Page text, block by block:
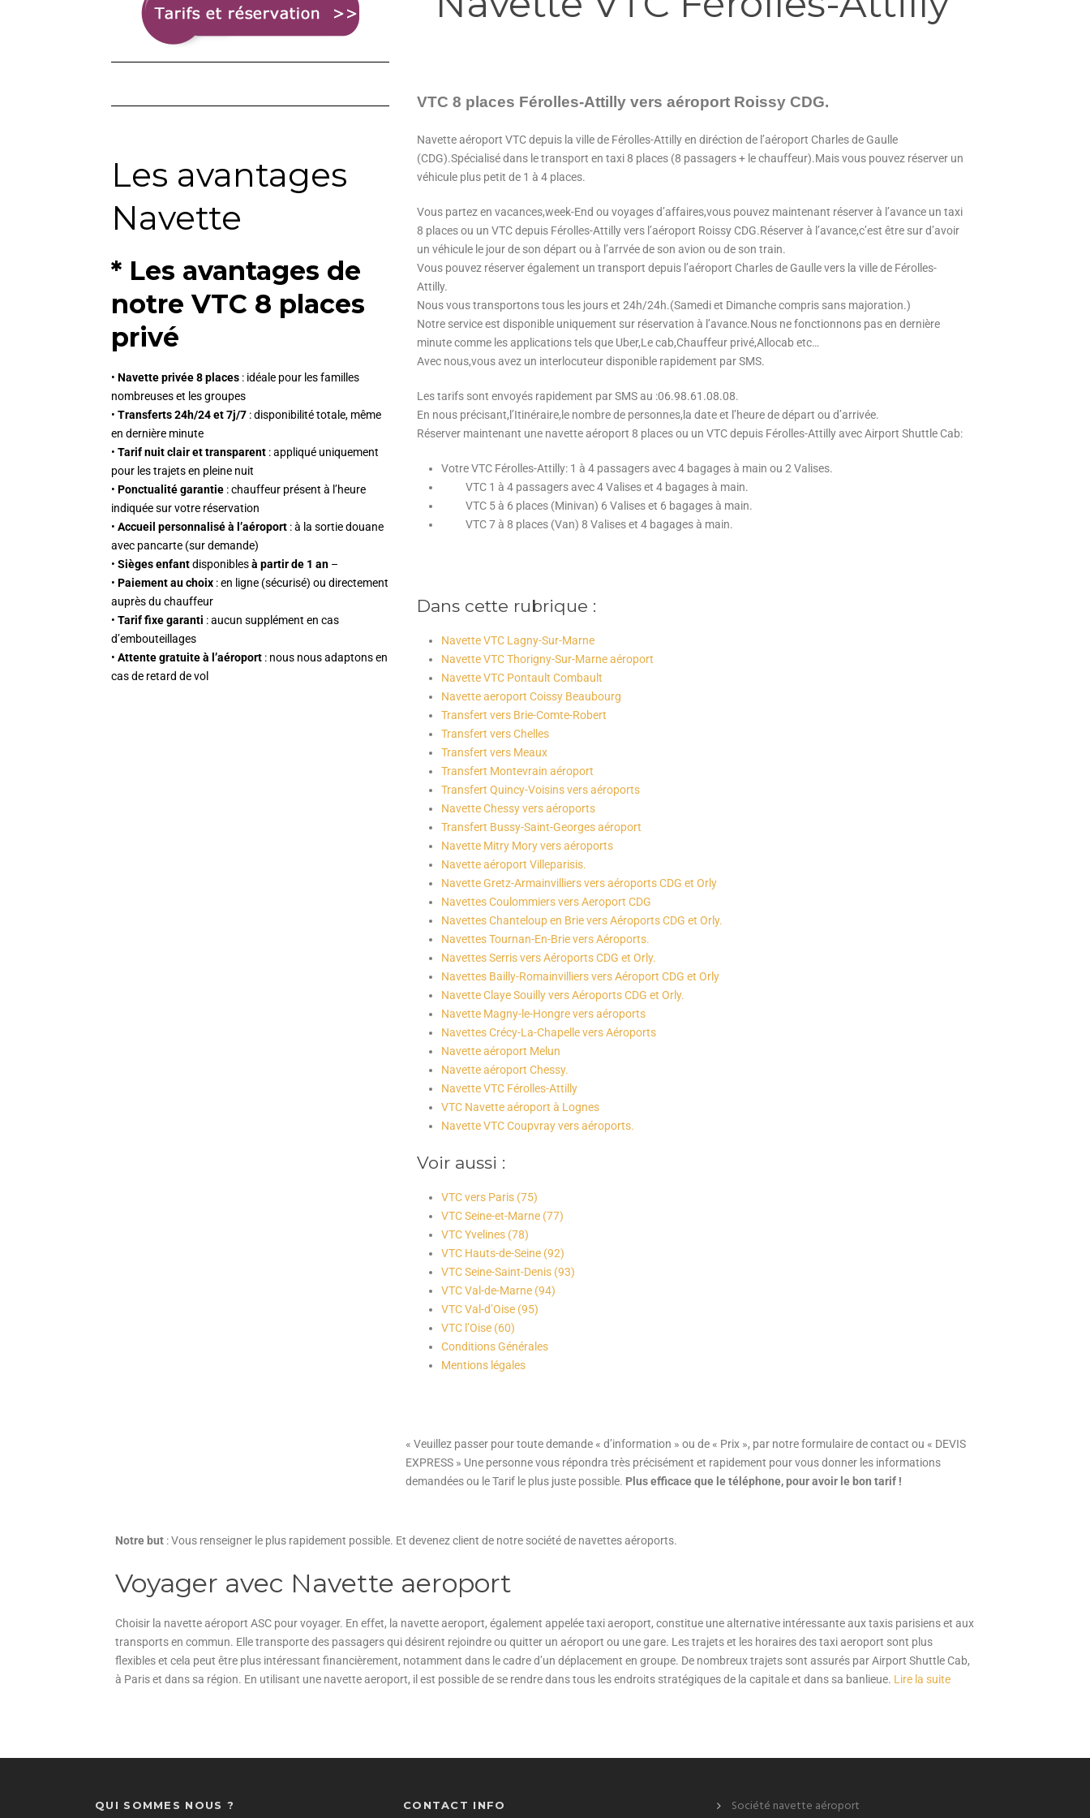
Les avantages
Navette
* Les avantages de
notre VTC 8 places
privé
• Navette privée 8 places : idéale pour les familles
nombreuses et les groupes
• Transferts 24h/24 et 7j/7 : disponibilité totale, même
en dernière minute
• Tarif nuit clair et transparent : appliqué uniquement
pour les trajets en pleine nuit
• Ponctualité garantie : chauffeur présent à l’heure
indiquée sur votre réservation
• Accueil personnalisé à l’aéroport : à la sortie douane
avec pancarte (sur demande)
• Sièges enfantdisponiblesà partir de 1 an –
• Paiement au choix : en ligne (sécurisé) ou directement
auprès du chauffeur
• Tarif fixe garanti : aucun supplément en cas
d’embouteillages
• Attente gratuite à l’aéroport : nous nous adaptons en
cas de retard de vol
VTC 8 places Férolles-Attilly vers aéroport Roissy CDG.
Navette aéroport VTC depuis la ville de Férolles-Attilly en diréction de l’aéroport Charles de Gaulle
(CDG).Spécialisé dans le transport en taxi 8 places (8 passagers + le chauffeur).Mais vous pouvez réserver un
véhicule plus petit de 1 à 4 places.
Vous partez en vacances,week-End ou voyages d’affaires,vous pouvez maintenant réserver à l’avance un taxi
8 places ou un VTC depuis Férolles-Attilly vers l’aéroport Roissy CDG.Réserver à l’avance,c’est être sur d’avoir
un véhicule le jour de son départ ou à l’arrvée de son avion ou de son train.
Vous pouvez réserver également un transport depuis l’aéroport Charles de Gaulle vers la ville de Férolles-
Attilly.
Nous vous transportons tous les jours et 24h/24h.(Samedi et Dimanche compris sans majoration.)
Notre service est disponible uniquement sur réservation à l’avance.Nous ne fonctionnons pas en dernière
minute comme les applications tels que Uber,Le cab,Chauffeur privé,Allocab etc…
Avec nous,vous avez un interlocuteur disponible rapidement par SMS.
Les tarifs sont envoyés rapidement par SMS au :06.98.61.08.08.
En nous précisant,l’Itinéraire,le nombre de personnes,la date et l’heure de départ ou d’arrivée.
Réserver maintenant une navette aéroport 8 places ou un VTC depuis Férolles-Attilly avec Airport Shuttle Cab:
Votre VTC Férolles-Attilly: 1 à 4 passagers avec 4 bagages à main ou 2 Valises.
VTC 1 à 4 passagers avec 4 Valises et 4 bagages à main.
VTC 5 à 6 places (Minivan) 6 Valises et 6 bagages à main.
VTC 7 à 8 places (Van) 8 Valises et 4 bagages à main.
Dans cette rubrique :
Navette VTC Lagny-Sur-Marne
Navette VTC Thorigny-Sur-Marne aéroport
Navette VTC Pontault Combault
Navette aeroport Coissy Beaubourg
Transfert vers Brie-Comte-Robert
Transfert vers Chelles
Transfert vers Meaux
Transfert Montevrain aéroport
Transfert Quincy-Voisins vers aéroports
Navette Chessy vers aéroports
Transfert Bussy-Saint-Georges aéroport
Navette Mitry Mory vers aéroports
Navette aéroport Villeparisis.
Navette Gretz-Armainvilliers vers aéroports CDG et Orly
Navettes Coulommiers vers Aeroport CDG
Navettes Chanteloup en Brie vers Aéroports CDG et Orly.
Navettes Tournan-En-Brie vers Aéroports.
Navettes Serris vers Aéroports CDG et Orly.
Navettes Bailly-Romainvilliers vers Aéroport CDG et Orly
Navette Claye Souilly vers Aéroports CDG et Orly.
Navette Magny-le-Hongre vers aéroports
Navettes Crécy-La-Chapelle vers Aéroports
Navette aéroport Melun
Navette aéroport Chessy.
Navette VTC Férolles-Attilly
VTC Navette aéroport à Lognes
Navette VTC Coupvray vers aéroports.
Voir aussi :
VTC vers Paris (75)
VTC Seine-et-Marne (77)
VTC Yvelines (78)
VTC Hauts-de-Seine (92)
VTC Seine-Saint-Denis (93)
VTC Val-de-Marne (94)
VTC Val-d’Oise (95)
VTC l’Oise (60)
Conditions Générales
Mentions légales
« Veuillez passer pour toute demande « d’information » ou de « Prix », par notre formulaire de contact ou « DEVIS
EXPRESS » Une personne vous répondra très précisément et rapidement pour vous donner les informations
demandées ou le Tarif le plus juste possible. Plus efficace que le téléphone, pour avoir le bon tarif !
Notre but : Vous renseigner le plus rapidement possible. Et devenez client de notre société de navettes aéroports.
Voyager avec Navette aeroport
Choisir la navette aéroport ASC pour voyager. En effet, la navette aeroport, également appelée taxi aeroport, constitue une alternative intéressante aux taxis parisiens et aux
transports en commun. Elle transporte des passagers qui désirent rejoindre ou quitter un aéroport ou une gare. Les trajets et les horaires des taxi aeroport sont plus
flexibles et cela peut être plus intéressant financièrement, notamment dans le cadre d’un déplacement en groupe. De nombreux trajets sont assurés par Airport Shuttle Cab,
à Paris et dans sa région. En utilisant une navette aeroport, il est possible de se rendre dans tous les endroits stratégiques de la capitale et dans sa banlieue. Lire la suite
QUI SOMMES NOUS ? CONTACT INFO Société navette aéroport